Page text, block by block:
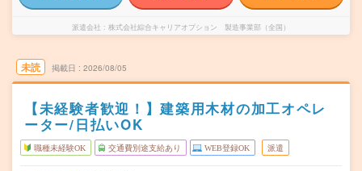
派遣会社 株式会社綜合キャリアオプション 製造事業部（全国）
未読 掲載日 2026/08/05
【未経験者歓迎！】建築用木材の加工オペレ
ーター/日払いOK
職種未経験OK 交通費別途支給あり WEB登録OK 派遣